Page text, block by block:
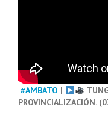
#AMBATO |
PROVINCIALIZACIÓN.